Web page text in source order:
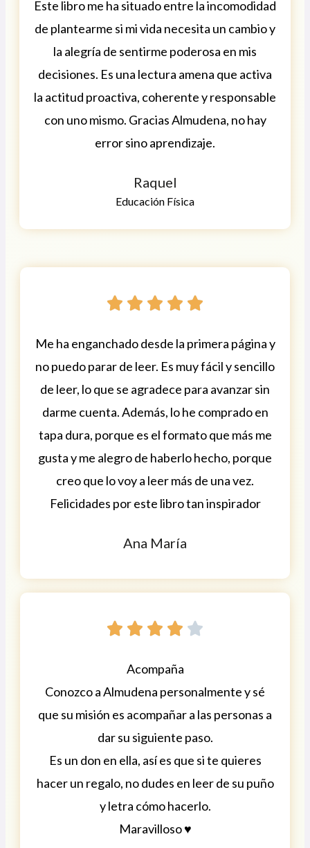
Este libro me ha situado entre la incomodidad
de plantearme si mi vida necesita un cambio y
la alegría de sentirme poderosa en mis
decisiones. Es una lectura amena que activa
la actitud proactiva, coherente y responsable
con uno mismo. Gracias Almudena, no hay
error sino aprendizaje.
Raquel
Educación Física
    
Me ha enganchado desde la primera página y
no puedo parar de leer. Es muy fácil y sencillo
de leer, lo que se agradece para avanzar sin
darme cuenta. Además, lo he comprado en
tapa dura, porque es el formato que más me
gusta y me alegro de haberlo hecho, porque
creo que lo voy a leer más de una vez.
Felicidades por este libro tan inspirador
Ana María
    
Acompaña
Conozco a Almudena personalmente y sé
que su misión es acompañar a las personas a
dar su siguiente paso.
Es un don en ella, así es que si te quieres
hacer un regalo, no dudes en leer de su puño
y letra cómo hacerlo.
Maravilloso ♥️